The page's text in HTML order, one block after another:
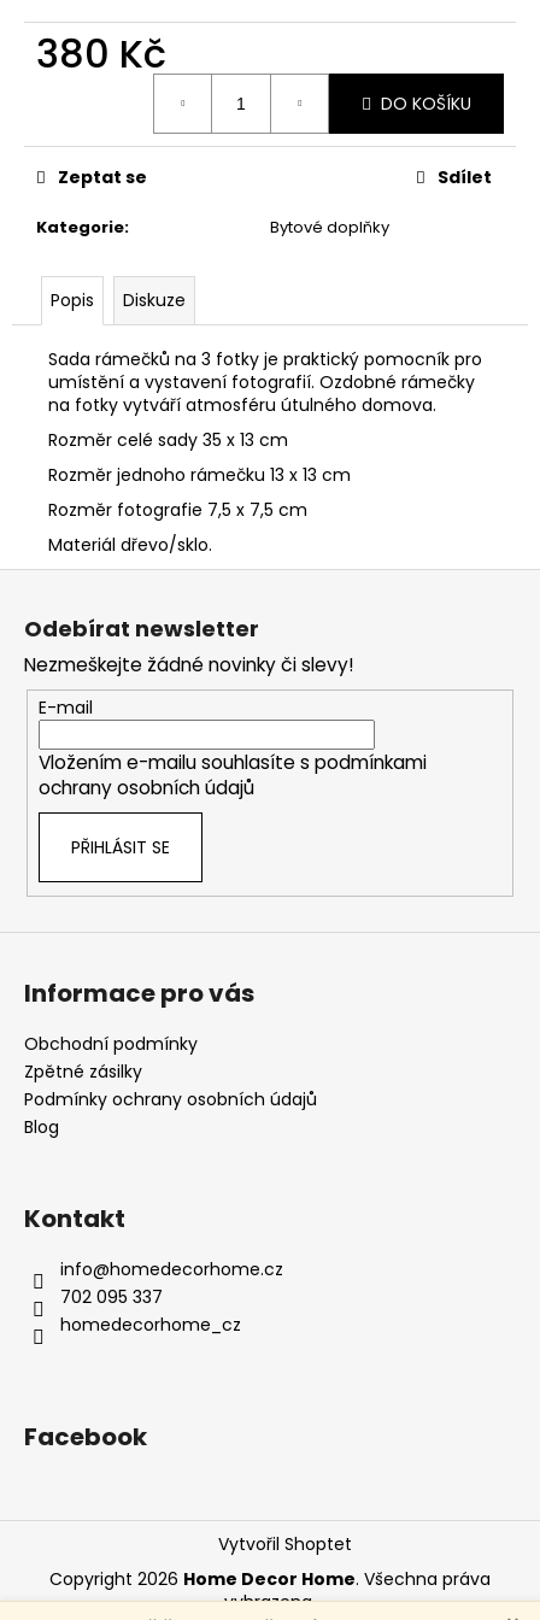
380 Kč
DO KOŠÍKU
Kategorie: Bytové doplňky
Zeptat se Sdílet
Popis Diskuze
Sada rámečků na 3 fotky je praktický pomocník pro
umístění a vystavení fotografií. Ozdobné rámečky
na fotky vytváří atmosféru útulného domova.
Rozměr celé sady 35 x 13 cm
Rozměr jednoho rámečku 13 x 13 cm
Rozměr fotografie 7,5 x 7,5 cm
Materiál dřevo/sklo.
u
VĚČNÁ
449
Odebírat newsletter
Nezmeškejte žádné novinky či slevy!
E-mail
Vložením e-mailu souhlasíte s podmínkami
ochrany osobních údajů
PŘIHLÁSIT SE
Informace pro vás
Obchodní podmínky
Zpětné zásilky
Podmínky ochrany osobních údajů
Blog
Kontakt
info@homedecorhome.cz
702 095 337
homedecorhome_cz
Facebook
Vytvořil Shoptet
Copyright 2026 Home Decor Home. Všechna práva
vyhrazena.